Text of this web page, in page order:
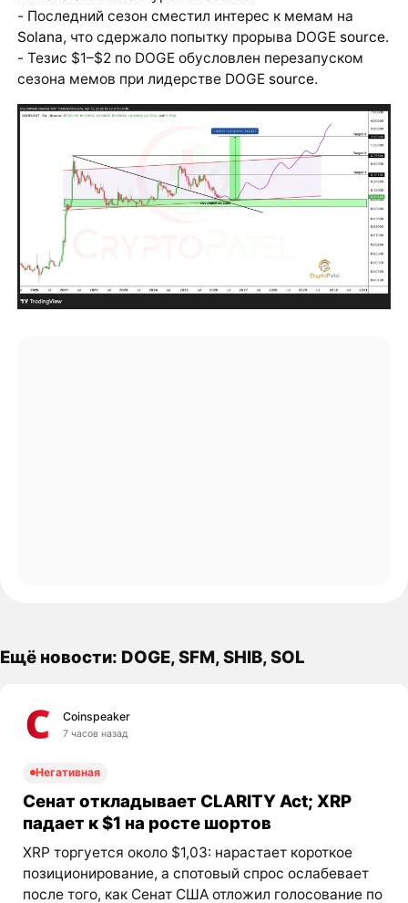
- Последний сезон сместил интерес к мемам на
Solana, что сдержало попытку прорыва DOGE source.
- Тезис $1–$2 по DOGE обусловлен перезапуском
сезона мемов при лидерстве DOGE source.
Ещё новости: DOGE, SFM, SHIB, SOL
Coinspeaker
7 часов назад
Негативная
Сенат откладывает CLARITY Act; XRP
падает к $1 на росте шортов
XRP торгуется около $1,03: нарастает короткое
позиционирование, а спотовый спрос ослабевает
после того, как Сенат США отложил голосование по